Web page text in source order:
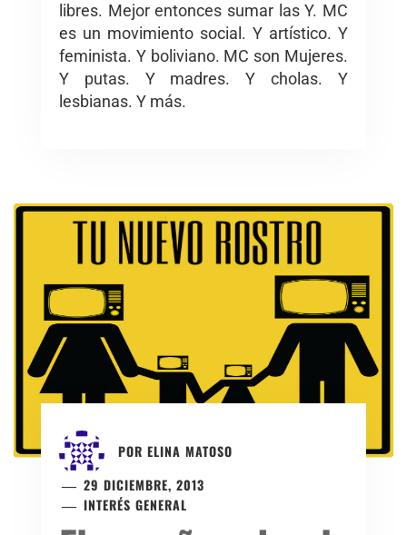
libres. Mejor entonces sumar las Y. MC
es un movimiento social. Y artístico. Y
feminista. Y boliviano. MC son Mujeres.
Y putas. Y madres. Y cholas. Y
lesbianas. Y más.
POR ELINA MATOSO
29 DICIEMBRE, 2013
INTERÉS GENERAL